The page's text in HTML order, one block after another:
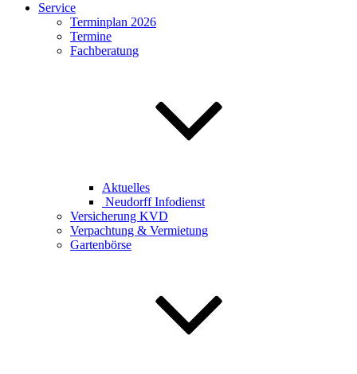
Service
Terminplan 2026
Termine
Fachberatung
Aktuelles
Neudorff Infodienst
Versicherung KVD
Verpachtung & Vermietung
Gartenbörse